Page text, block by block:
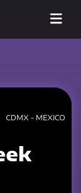
CDMX - MEXICO